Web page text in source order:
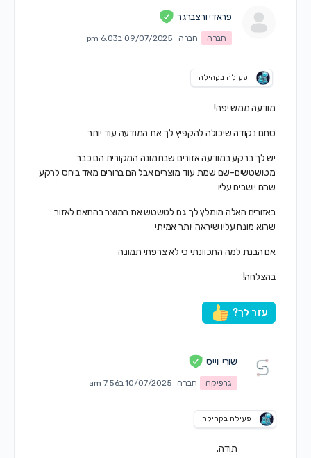
פראדי ורצברגר
חברה חברה 09/07/2025 ב6:03 pm
פעילה בקהילה
מודעה ממש יפה!
סתם נקודה שיכולה להקפיץ לך את המודעה עוד יותר
יש לך ברקע במודעה אזורים שבתמונה המקורית הם כבר
מטושטשים-שם שמת עוד מוצרים אבל הם ברורים מאד ביחס לרקע
שהם יושבים עליו
באזורים האלה מומלץ לך גם לטשטש את המוצר בהתאם לאזור
שהוא מונח עליו שיראה יותר אמיתי
אם הבנת למה התכוונתי כי לא צרפתי תמונה
בהצלחה!
עזר לך?
שורי ווייס
גרפיקה חברה 10/07/2025 ב7:56 am
פעילה בקהילה
תודה.